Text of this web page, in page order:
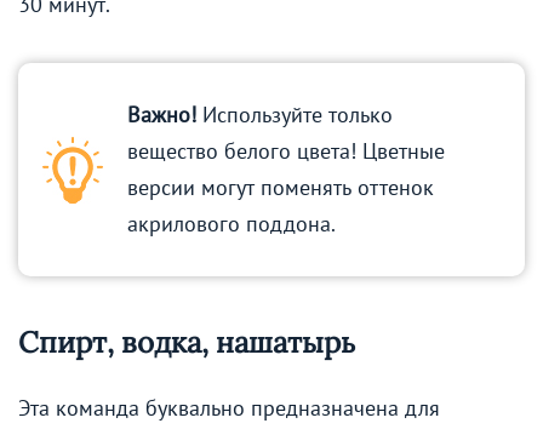
Важно! Используйте только
вещество белого цвета! Цветные
версии могут поменять оттенок
акрилового поддона.
Спирт, водка, нашатырь
Эта команда буквально предназначена для